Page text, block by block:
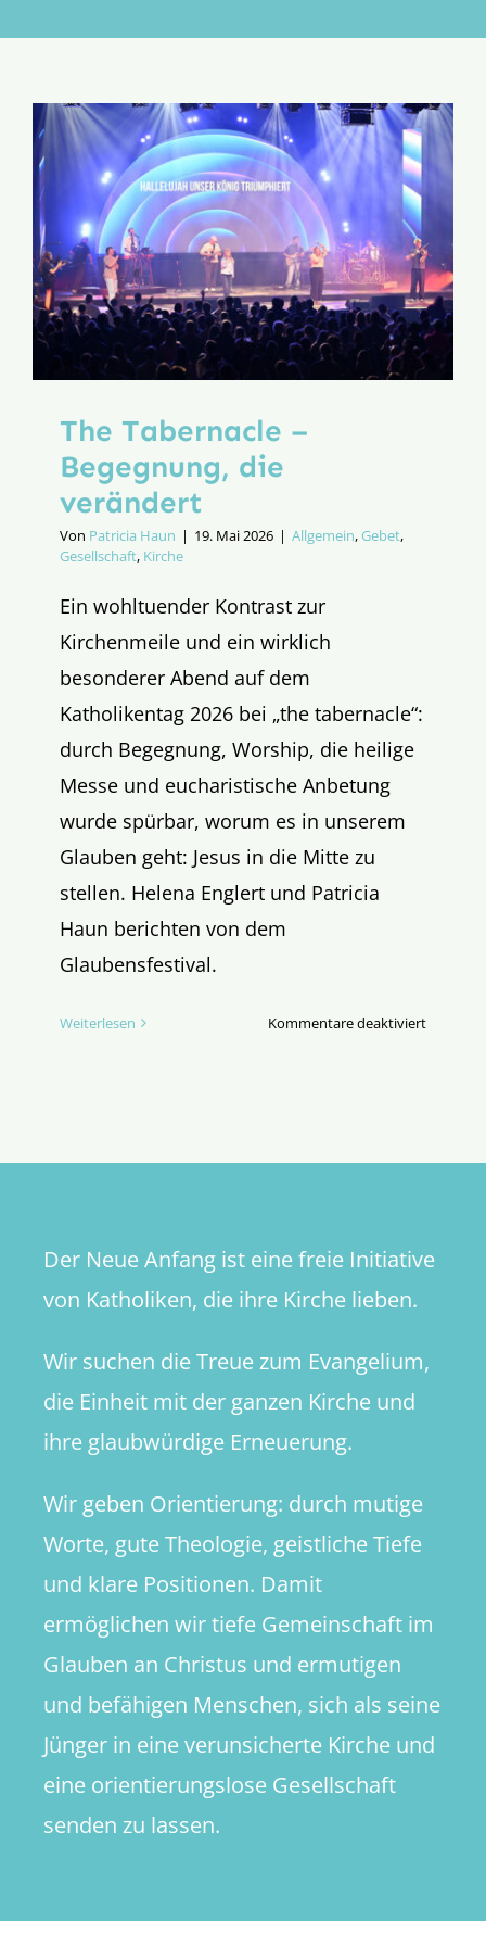
Aktion
The Tabernacle –
Begegnung, die
verändert
Von Patricia Haun | 19. Mai 2026 | Allgemein,Gebet,
Gesellschaft, Kirche
Ein wohltuender Kontrast zur
Kirchenmeile und ein wirklich
besonderer Abend auf dem
Katholikentag 2026 bei „the tabernacle“:
durch Begegnung, Worship, die heilige
Messe und eucharistische Anbetung
wurde spürbar, worum es in unserem
Glauben geht: Jesus in die Mitte zu
stellen. Helena Englert und Patricia
Haun berichten von dem
Glaubensfestival.
Weiterlesen Kommentare deaktiviertfür
Der Neue Anfang ist eine freie Initiative
von Katholiken, die ihre Kirche lieben.
Wir suchen die Treue zum Evangelium,
die Einheit mit der ganzen Kirche und
ihre glaubwürdige Erneuerung.
Wir geben Orientierung: durch mutige
Worte, gute Theologie, geistliche Tiefe
und klare Positionen. Damit
ermöglichen wir tiefe Gemeinschaft im
Glauben an Christus und ermutigen
und befähigen Menschen, sich als seine
Jünger in eine verunsicherte Kirche und
eine orientierungslose Gesellschaft
senden zu lassen.